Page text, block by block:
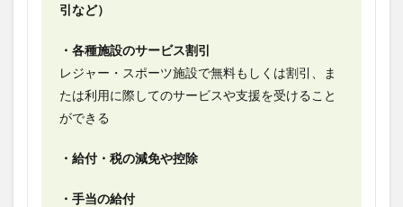
引など）
・各種施設のサービス割引
レジャー・スポーツ施設で無料もしくは割引、ま
たは利用に際してのサービスや支援を受けること
ができる
・給付・税の減免や控除
・手当の給付